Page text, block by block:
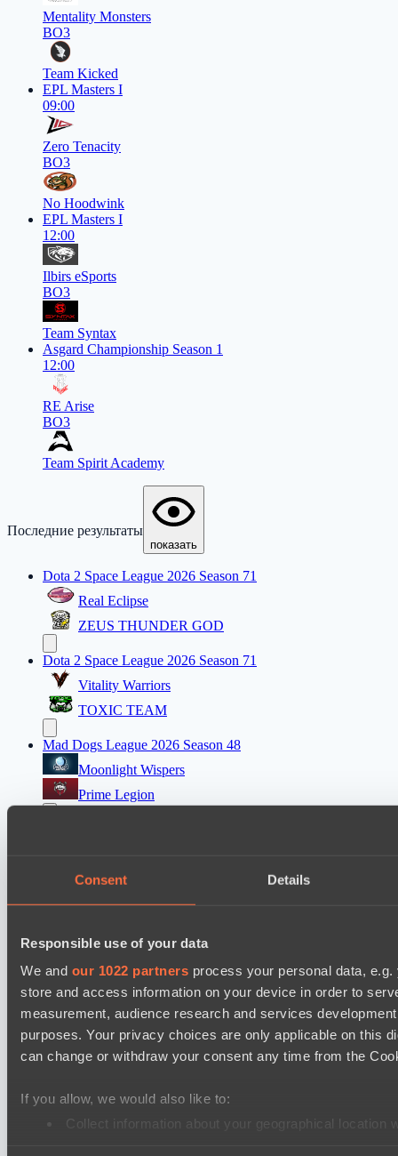
Consent Details
Responsible use of your data
We and our 1022 partners process your personal data,
store and access information on your device in order to
measurement, audience research and services
purposes. Your privacy choices are only applicable on this
can change or withdraw your consent any time from the
If you allow, we would also like to:
Collect information about your geographical
Mentality Monsters
BO3
Team Kicked
EPL Masters I
09:00
Zero Tenacity
BO3
No Hoodwink
EPL Masters I
12:00
Ilbirs eSports
BO3
Team Syntax
Asgard Championship Season 1
12:00
RE Arise
BO3
Team Spirit Academy
Последние результаты
показать
Dota 2 Space League 2026 Season 71
Real Eclipse
ZEUS THUNDER GOD
Dota 2 Space League 2026 Season 71
Vitality Warriors
TOXIC TEAM
Mad Dogs League 2026 Season 48
Moonlight Wispers
Prime Legion
FLYING FORTUNE
Freedom Fighters Team
Project Achilles
Dota 2 Space League 2026 Season 71
Silent killer
Night Vision
Prime Legion